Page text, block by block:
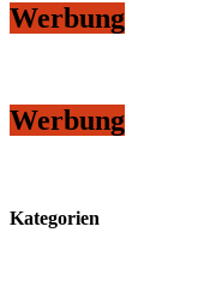
Werbung
Werbung
Kategorien